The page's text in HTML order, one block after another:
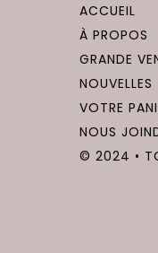
ACCUEIL
À PROPOS
GRANDE
NOUVELLES
VOTRE
NOUS
© 2024 •